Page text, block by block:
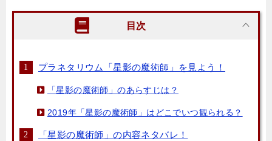
目次
プラネタリウム「星影の魔術師」を見よう！
「星影の魔術師」のあらすじは？
2019年「星影の魔術師」はどこでいつ観られる？
「星影の魔術師」の内容ネタバレ！